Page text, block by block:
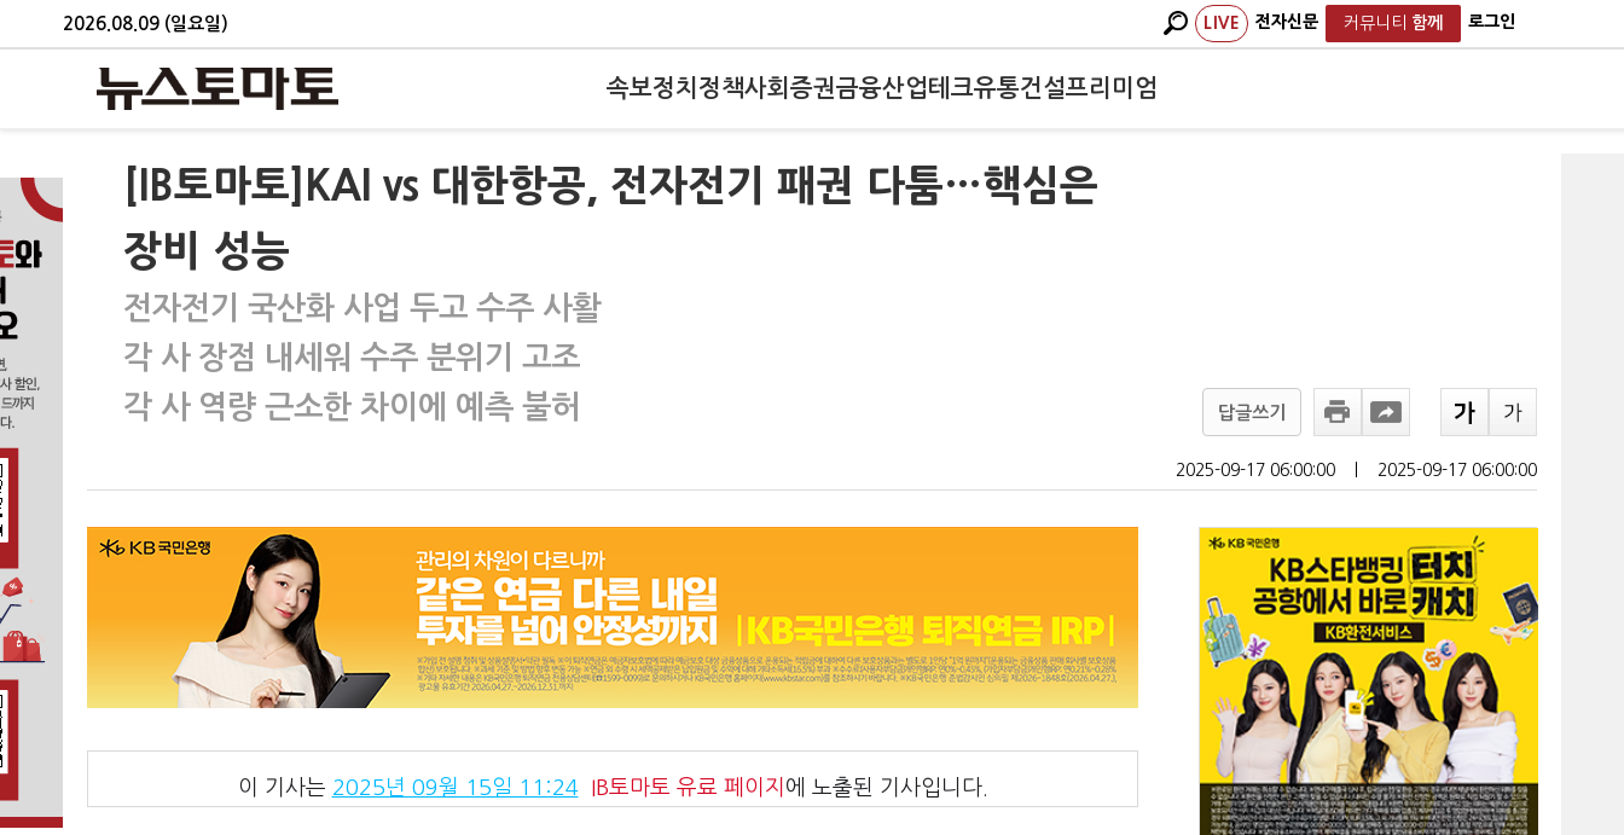
2026.08.09 (일요일) LIVE 전자신문 커뮤니티 함께 로그인
속보정치 정책사회 증권금융산업테크유통건설프리미엄
[IB토마토]KAI vs 대한항공, 전자전기 패권 다툼…핵심은
장비 성능
전자전기 국산화 사업 두고 수주 사활
각 사 장점 내세워 수주 분위기 고조
각 사 역량 근소한 차이에 예측 불허
답글쓰기
2025-09-17 06:00:00 2025-09-17 06:00:00
이 기사는 2025년 09월 15일 11:24 IB토마토 유료 페이지 에 노출된 기사입니다.